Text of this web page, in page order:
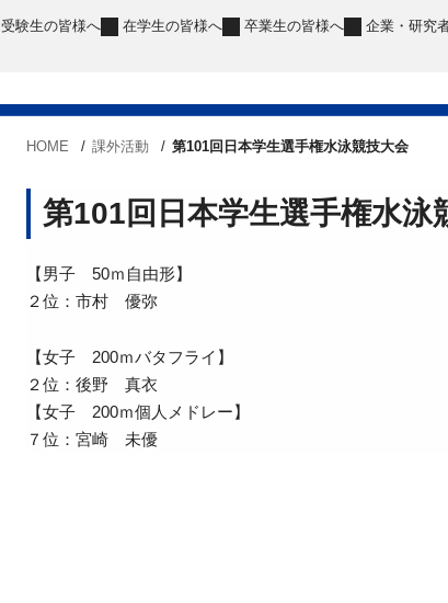
受験生の皆様へ 在学生の皆様へ 卒業生の皆様へ 企業・研究
HOME 課外活動 第101回日本学生選手権水泳競技大会
第101回日本学生選手権水泳
【男子 50ｍ自由形】
２位：市村 優弥
【女子 200ｍバタフライ】
２位：後野 真衣
【女子 200ｍ個人メドレー】
７位：宮崎 未優